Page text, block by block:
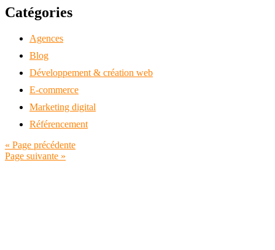
Catégories
Agences
Blog
Développement & création web
E-commerce
Marketing digital
Référencement
« Page précédente
Page suivante »